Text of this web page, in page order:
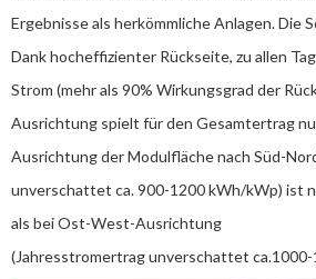
Ergebnisse als herkömmliche Anlagen. Die
Dank hocheffizienter Rückseite, zu allen
Strom (mehr als 90% Wirkungsgrad der
Ausrichtung spielt für den Gesamtertrag
Ausrichtung der Modulfläche nach Süd-
unverschattet ca. 900-1200 kWh/kWp) ist
als bei Ost-West-Ausrichtung
(Jahresstromertrag unverschattet